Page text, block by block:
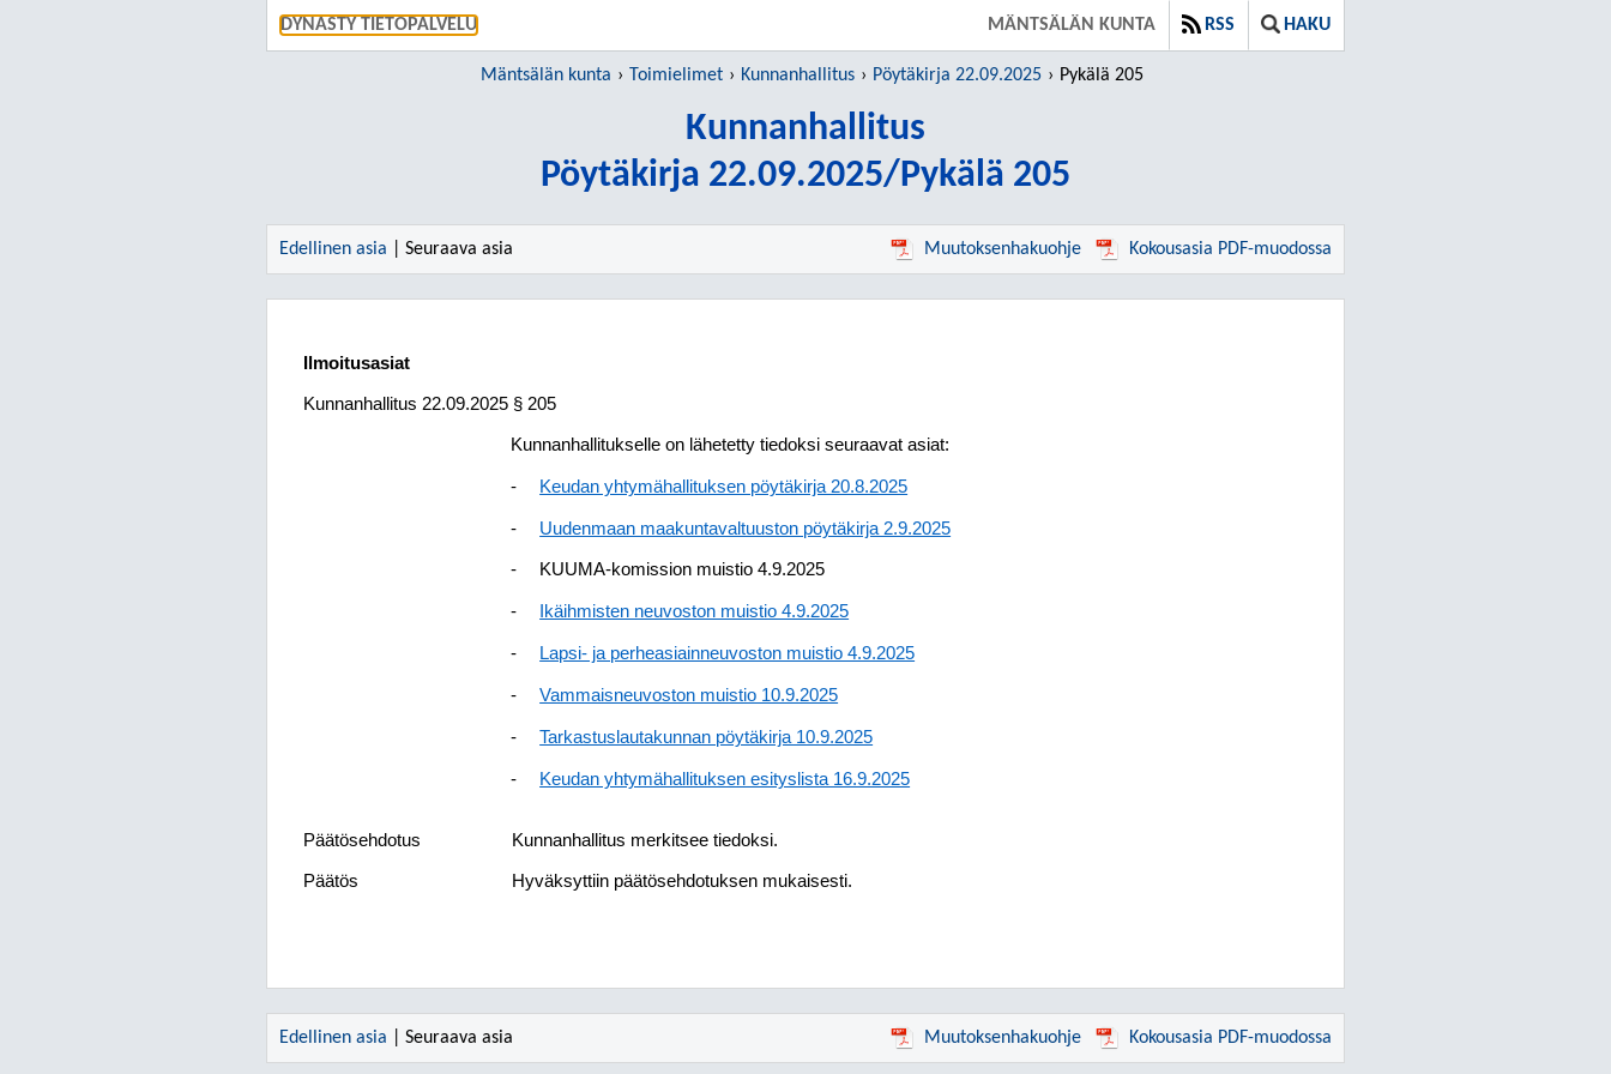
DYNASTY TIETOPALVELU MÄNTSÄLÄN KUNTA RSS HAKU
Mäntsälän kunta Toimielimet Kunnanhallitus Pöytäkirja 22.09.2025 Pykälä 205
Kunnanhallitus
Pöytäkirja 22.09.2025/Pykälä 205
Edellinen asia | Seuraava asia Muutoksenhakuohje Kokousasia PDF-muodossa
Ilmoitusasiat
Kunnanhallitus 22.09.2025 § 205
Kunnanhallitukselle on lähetetty tiedoksi seuraavat asiat:
- Keudan yhtymähallituksen pöytäkirja 20.8.2025
- Uudenmaan maakuntavaltuuston pöytäkirja 2.9.2025
- KUUMA-komission muistio 4.9.2025
- Ikäihmisten neuvoston muistio 4.9.2025
- Lapsi- ja perheasiainneuvoston muistio 4.9.2025
- Vammaisneuvoston muistio 10.9.2025
- Tarkastuslautakunnan pöytäkirja 10.9.2025
- Keudan yhtymähallituksen esityslista 16.9.2025
Päätösehdotus Kunnanhallitus merkitsee tiedoksi.
Päätös Hyväksyttiin päätösehdotuksen mukaisesti.
Edellinen asia | Seuraava asia Muutoksenhakuohje Kokousasia PDF-muodossa